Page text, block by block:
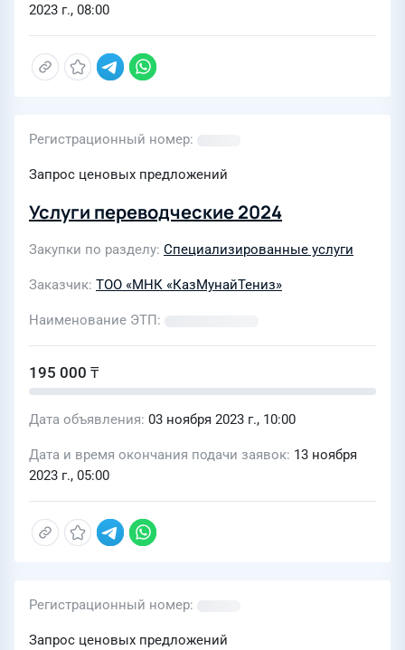
2023 г., 08:00
Регистрационный номер
Запрос ценовых предложений
Услуги переводческие 2024
Закупки по разделу Специализированные услуги
Заказчик ТОО «МНК «КазМунайТениз»
Наименование ЭТП
195 000 ₸
Дата объявления 03 ноября 2023 г., 10:00
Дата и время окончания подачи заявок 13 ноября
2023 г., 05:00
Регистрационный номер
Запрос ценовых предложений